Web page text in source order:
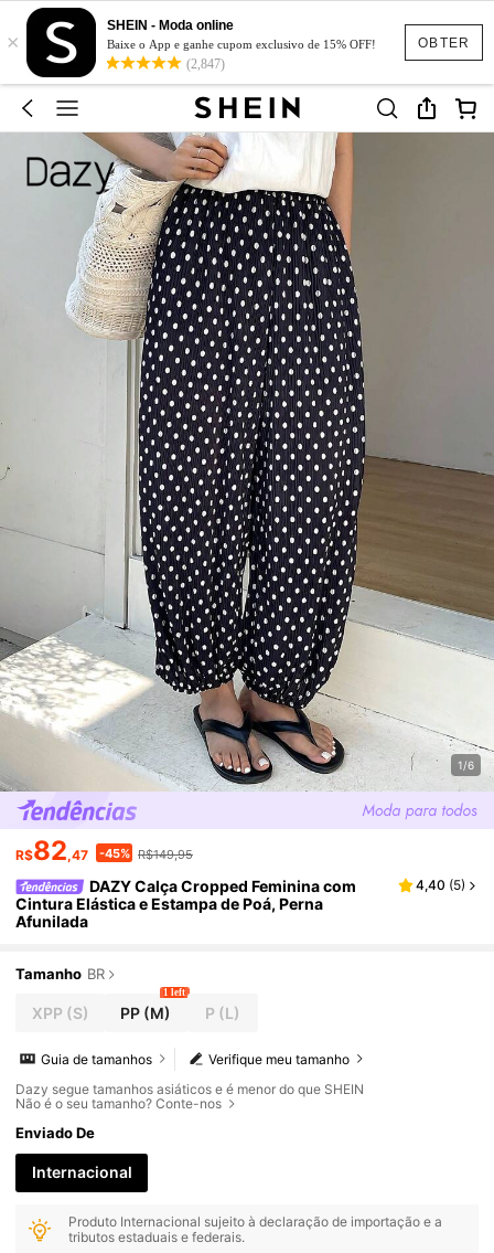
OBTER
×
SHEIN - Moda online
Baixe o App e ganhe cupom exclusivo de 15% OFF!
(2,847)
1/6
R$82,47 -45% R$149,95
DAZY Calça Cropped Feminina com
Cintura Elástica e Estampa de Poá, Perna
Afunilada
4,40 (5)
Tamanho BR
XPP (S) PP (M)
1 left
P (L)
Verifique meu tamanho
Guia de tamanhos
Dazy segue tamanhos asiáticos e é menor do que SHEIN
Não é o seu tamanho? Conte-nos
Enviado De
Internacional
Produto Internacional sujeito à declaração de importação e a
tributos estaduais e federais.